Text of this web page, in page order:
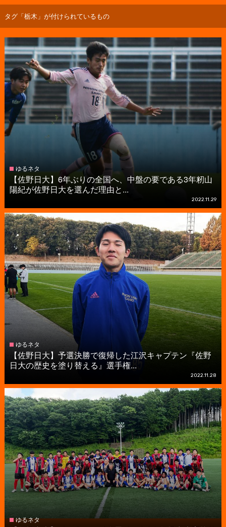
タグ「栃木」が付けられているもの
ゆるネタ
【佐野日大】6年ぶりの全国へ、中盤の要である3年籾山
陽紀が佐野日大を選んだ理由と...
2022.11.29
ゆるネタ
【佐野日大】予選決勝で復帰した江沢キャプテン『佐野
日大の歴史を塗り替える』選手権...
2022.11.28
ゆるネタ